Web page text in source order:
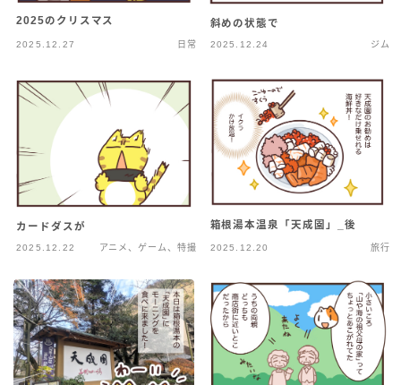
2025のクリスマス
2025.12.27 日常
斜めの状態で
2025.12.24 ジム
カードダスが
2025.12.22 アニメ、ゲーム、特撮
箱根湯本温泉「天成園」_後
2025.12.20 旅行